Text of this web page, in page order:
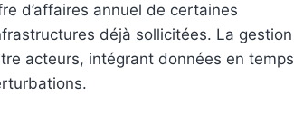
d’affaires annuel de certaines
déjà sollicitées. La gestion
acteurs, intégrant données en temps